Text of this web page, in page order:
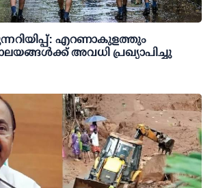
എറണാകുളത്തും
അവധി പ്രഖ്യാപിച്ചു